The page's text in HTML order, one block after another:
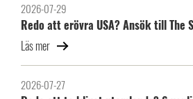
2026-07-29
Redo att erövra USA? Ansök till The
Läs mer
2026-07-27